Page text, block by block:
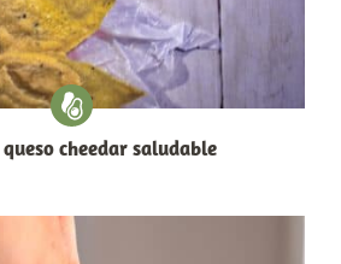
cheedar saludable